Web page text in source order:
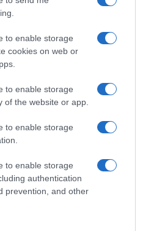
to enable storage
cookies on web or
to enable storage
of the website or app.
to enable storage
to enable storage
authentication
prevention, and other
Εφετών Λαμίας
του